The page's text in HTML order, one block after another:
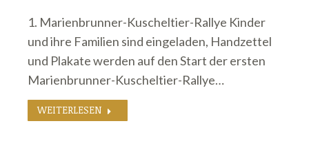
1. Marienbrunner-Kuscheltier-Rallye Kinder
und ihre Familien sind eingeladen, Handzettel
und Plakate werden auf den Start der ersten
Marienbrunner-Kuscheltier-Rallye…
WEITERLESEN